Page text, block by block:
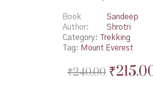
Book
Author
Sandeep
Shrotri
Category: Trekking
Tag: Mount Everest
₹240.00 ₹